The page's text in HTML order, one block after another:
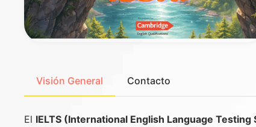
Visión General Contacto
El IELTS (International English Language Testing